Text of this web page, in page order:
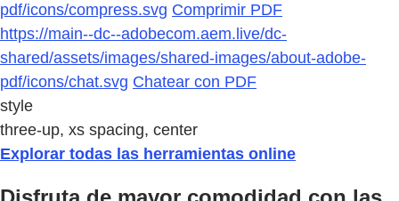
pdf/icons/compress.svg Comprimir PDF
https://main--dc--adobecom.aem.live/dc-
shared/assets/images/shared-images/about-adobe-
pdf/icons/chat.svg Chatear con PDF
style
three-up, xs spacing, center
Explorar todas las herramientas online